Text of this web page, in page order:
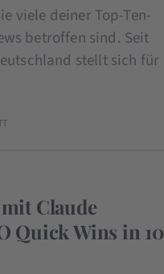
viele deiner Top-Ten-
betroffen sind. Seit
stellt sich für
Claude
Quick Wins in 10